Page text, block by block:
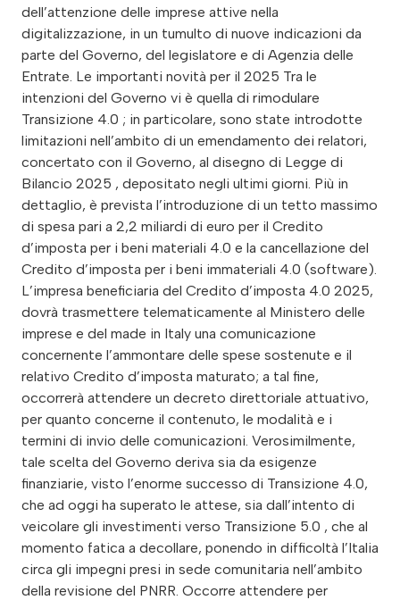
dell’attenzione delle imprese attive nella
digitalizzazione, in un tumulto di nuove indicazioni da
parte del Governo, del legislatore e di Agenzia delle
Entrate. Le importanti novità per il 2025 Tra le
intenzioni del Governo vi è quella di rimodulare
Transizione 4.0 ; in particolare, sono state introdotte
limitazioni nell’ambito di un emendamento dei relatori,
concertato con il Governo, al disegno di Legge di
Bilancio 2025 , depositato negli ultimi giorni. Più in
dettaglio, è prevista l’introduzione di un tetto massimo
di spesa pari a 2,2 miliardi di euro per il Credito
d’imposta per i beni materiali 4.0 e la cancellazione del
Credito d’imposta per i beni immateriali 4.0 (software).
L’impresa beneficiaria del Credito d’imposta 4.0 2025,
dovrà trasmettere telematicamente al Ministero delle
imprese e del made in Italy una comunicazione
concernente l’ammontare delle spese sostenute e il
relativo Credito d’imposta maturato; a tal fine,
occorrerà attendere un decreto direttoriale attuativo,
per quanto concerne il contenuto, le modalità e i
termini di invio delle comunicazioni. Verosimilmente,
tale scelta del Governo deriva sia da esigenze
finanziarie, visto l’enorme successo di Transizione 4.0,
che ad oggi ha superato le attese, sia dall’intento di
veicolare gli investimenti verso Transizione 5.0 , che al
momento fatica a decollare, ponendo in difficoltà l’Italia
circa gli impegni presi in sede comunitaria nell’ambito
della revisione del PNRR. Occorre attendere per